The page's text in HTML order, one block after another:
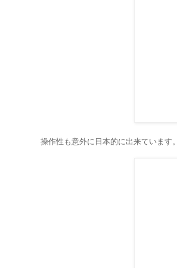
操作性も意外に日本的に出来ています